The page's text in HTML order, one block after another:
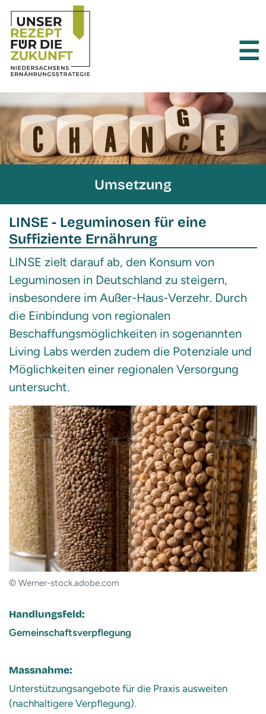
☰
Umsetzung
LINSE - Leguminosen für eine
Suffiziente Ernährung
LINSE zielt darauf ab, den Konsum von
Leguminosen in Deutschland zu steigern,
insbesondere im Außer-Haus-Verzehr. Durch
die Einbindung von regionalen
Beschaffungsmöglichkeiten in sogenannten
Living Labs werden zudem die Potenziale und
Möglichkeiten einer regionalen Versorgung
untersucht.
© Werner-stock.adobe.com
Handlungsfeld:
Gemeinschaftsverpflegung
Massnahme:
Unterstützungsangebote für die Praxis ausweiten
(nachhaltigere Verpflegung).